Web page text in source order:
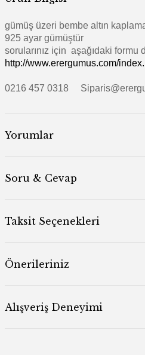
gümüş üzeri bembe altın
925 ayar gümüştür
sorularınız için aşağıdaki formu
http://www.erergumus.com/
0216 457 0318
Yorumlar
Soru & Cevap
Taksit Seçenekleri
Önerileriniz
Alışveriş Deneyimi